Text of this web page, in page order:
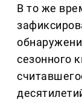
В то же
сезонного